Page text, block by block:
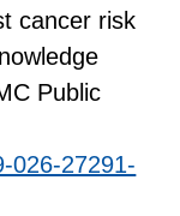
cancer risk
Public
026-27291-